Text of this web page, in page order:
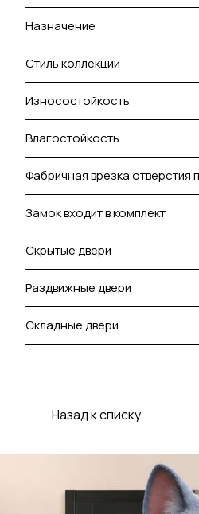
Назначение
Стиль коллекции
Износостойкость
Влагостойкость
Фабричная врезка отверстия
Замок входит в комплект
Скрытые двери
Раздвижные двери
Складные двери
Назад к списку